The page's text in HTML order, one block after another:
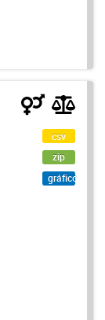
csv
zip
gráfico